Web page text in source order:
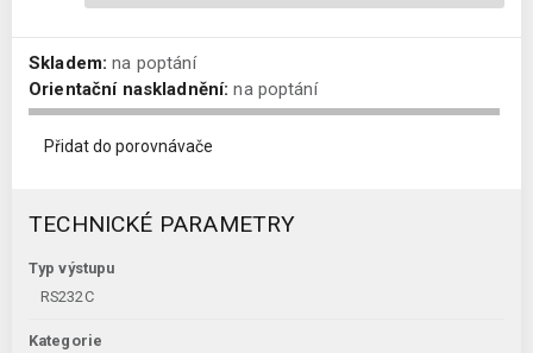
Skladem: na poptání
Orientační naskladnění: na poptání
Přidat do porovnávače
TECHNICKÉ PARAMETRY
Typ výstupu
RS232C
Kategorie